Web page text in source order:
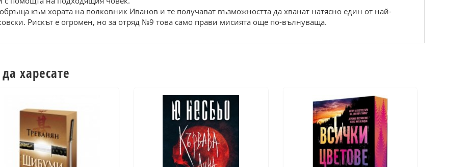
към хората на полковник Иванов и те получават възможността да хванат натясно един от най-
Рискът е огромен, но за отряд №9 това само прави мисията още по-вълнуваща.
харесате